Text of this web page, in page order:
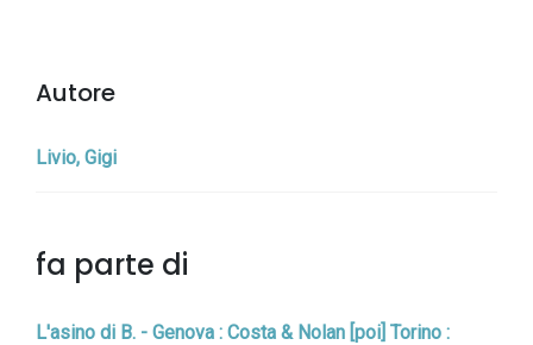
Autore
Livio, Gigi
fa parte di
L'asino di B. - Genova : Costa & Nolan [poi] Torino :